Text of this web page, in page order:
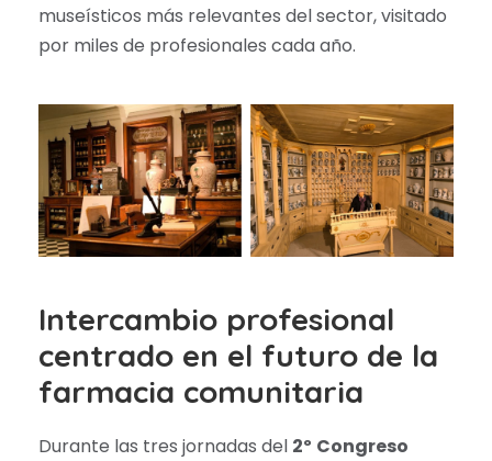
museísticos más relevantes del sector, visitado
por miles de profesionales cada año.
Intercambio profesional
centrado en el futuro de la
farmacia comunitaria
Durante las tres jornadas del 2º Congreso